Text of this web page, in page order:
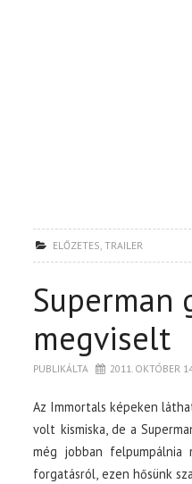
ELŐZETES,TRAILER
Superman
megviselt
PUBLIKÁLTA 2011. OKTÓBER
Az Immortals képeken
volt kismiska, de a
még jobban
forgatásról, ezen hősünk